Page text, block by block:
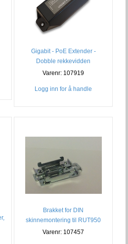
Gigabit - PoE Extender -
Dobble rekkevidden
(10/100/1000)
Varenr: 107919
Logg inn for å handle
Brakket for DIN
skinnemontering til RUT950
Varenr: 107457